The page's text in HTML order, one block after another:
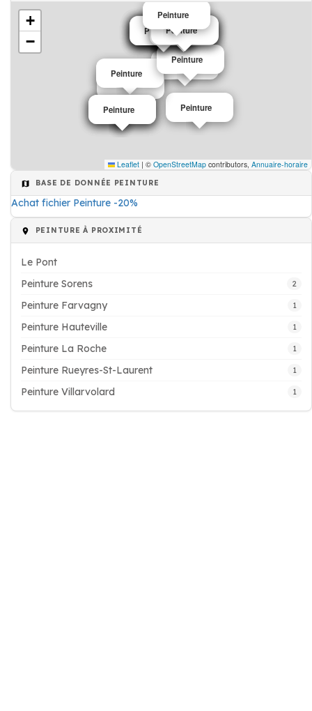
Peinture
Peinture
Peinture
Peinture
Peinture
Peinture
PeinturePeinture
Peinture
Peinture
Peinture
Peinture
Peinture
Peinture
PeinturePeinture
Peinture
Peinture
Peinture
+
−
Leaflet | © OpenStreetMap contributors, Annuaire-horaire
BASE DE DONNÉE PEINTURE
Achat fichier Peinture -20%
PEINTURE À PROXIMITÉ
Le Pont
Peinture Sorens
2
Peinture Farvagny 1
Peinture Hauteville 1
Peinture La Roche 1
Peinture Rueyres-St-Laurent 1
Peinture Villarvolard 1